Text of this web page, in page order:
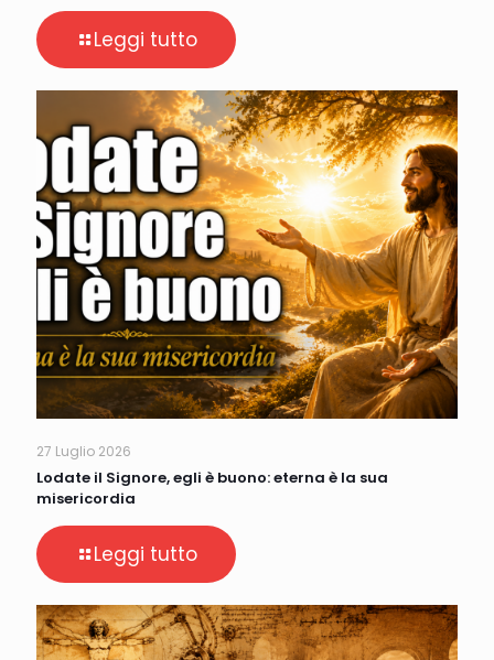
Leggi tutto
27 Luglio 2026
Lodate il Signore, egli è buono: eterna è la sua
misericordia
Leggi tutto